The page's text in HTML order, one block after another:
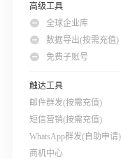
高级工具
全球企业库
数据导出(按需充值)
免费子账号
触达工具
邮件群发(按需充值)
短信营销(按需充值)
WhatsApp群发(自助申请)
商机中心